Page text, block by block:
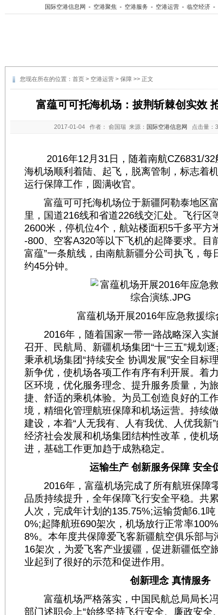
国际空港信息网 - 空港聚焦 - 空港服务 - 空港运营 - 临空经济 -
您现在所在的位置： 首页 > 空港运营 > 保障 >> 正文
富蕴可可托海机场：披荆斩棘创实效
2017-01-04 作者： 俞国瑞 来源： 国际空港信息网 点击量：
2016年12月31日，随着南航CZ6831/32
海机场顺利着陆、起飞，脱离管制，标志着
运行保障工作，圆满收官。
富蕴可可托海机场位于新疆阿勒泰地区
里，国道216线和省道226线交汇处。飞行区
2600米，停机位4个，航站楼面积5千多平方
-800、空客A320等以下飞机的起降要求。目
富蕴”一条航线，由南航新疆分公司执飞，每
约45分钟。
富蕴机场开展2016年应急救援综
2016年，随着国家一带一路战略深入实施
召开、民航局、新疆机场集团“十三五”规划
秉承机场集团“持续安全 协调发展”安全目标
新争优，使机场各项工作有序有利开展。着
区环境，优化服务理念、提升服务质量，为
捷、舒适的乘机体验。为员工创造良好的工
境，精细化管理航班保障和机场运营。持续
建设，本着“人无我有、人有我优、人优我新
经济社会发展和机场集团结构性改革，使机
进，基础工作更加趋于成熟稳定。
运输生产 创新服务保障 安全
2016年，富蕴机场完成了所有航班保障
品质持续提升，全年保障飞行安全平稳。共
人次，完成年计划的135.75%;运输货邮6.1
0%;起降航班690架次，机场放行正常率
8%。本年度共保障爱飞客新疆航空俱乐部与
16架次，为爱飞客产业援疆，促进新疆低空
业起到了很好的示范和促进作用。
创新理念 真情服务
富蕴机场严格落实，中国民航总局局长
部门述职会上“始终坚持飞行安全、廉政安全